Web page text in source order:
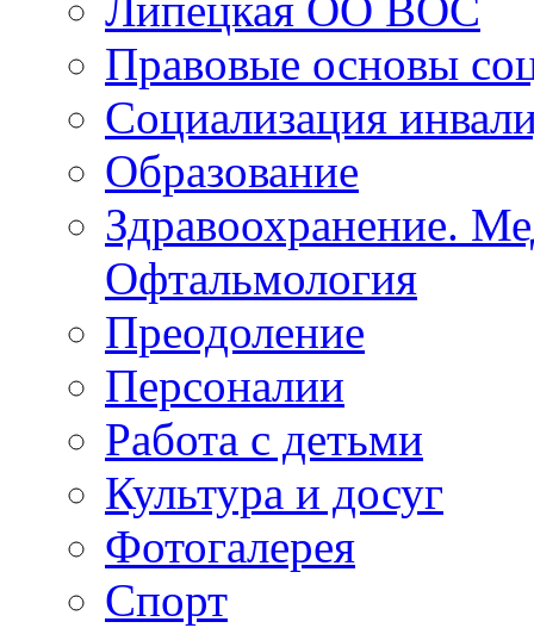
Липецкая ОО ВОС
Правовые основы
Социализация
Образование
Здравоохранение.
Офтальмология
Преодоление
Персоналии
Работа с детьми
Культура и досуг
Фотогалерея
Спорт